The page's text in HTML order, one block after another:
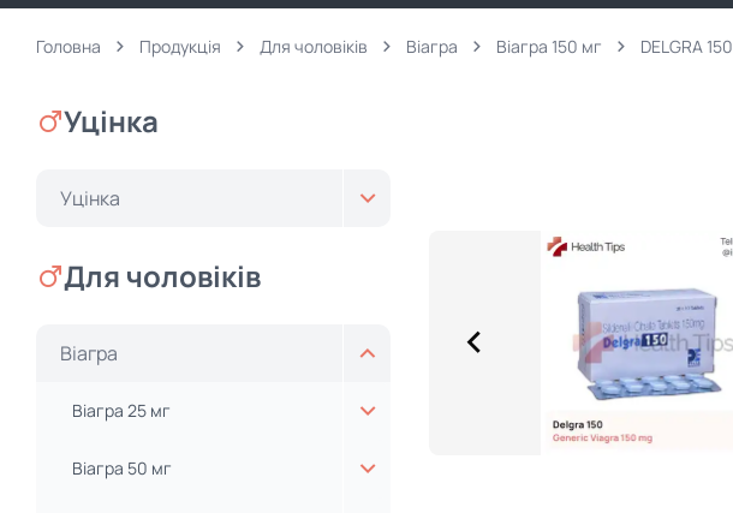
Головна Продукція Для чоловіків Віагра Віагра 150 мг DELGRA 150
Уцінка
Уцінка
Для чоловіків
Віагра
Віагра 25 мг
Віагра 50 мг